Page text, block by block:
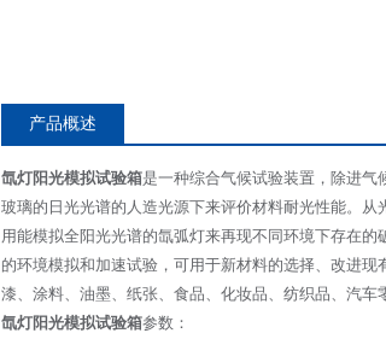
产品概述
氙灯阳光模拟试验箱是一种综合气候试验装置，除进
玻璃的日光光谱的人造光源下来评价材料耐光性能。
用能模拟全阳光光谱的氙弧灯来再现不同环境下存在
的环境模拟和加速试验，可用于新材料的选择、改进
漆、涂料、油墨、纸张、食品、化妆品、纺织品、汽车
氙灯阳光模拟试验箱参数：